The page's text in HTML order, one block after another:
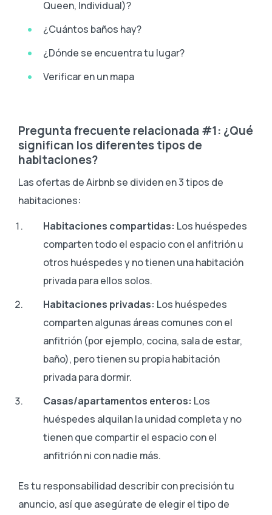
Queen, Individual)?
¿Cuántos baños hay?
¿Dónde se encuentra tu lugar?
Verificar en un mapa
Pregunta frecuente relacionada #1: ¿Qué
significan los diferentes tipos de
habitaciones?
Las ofertas de Airbnb se dividen en 3 tipos de
habitaciones:
Habitaciones compartidas: Los huéspedes
comparten todo el espacio con el anfitrión u
otros huéspedes y no tienen una habitación
privada para ellos solos.
Habitaciones privadas: Los huéspedes
comparten algunas áreas comunes con el
anfitrión (por ejemplo, cocina, sala de estar,
baño), pero tienen su propia habitación
privada para dormir.
Casas/apartamentos enteros: Los
huéspedes alquilan la unidad completa y no
tienen que compartir el espacio con el
anfitrión ni con nadie más.
Es tu responsabilidad describir con precisión tu
anuncio, así que asegúrate de elegir el tipo de